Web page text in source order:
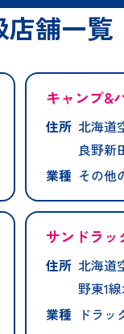
店舗一覧
キャンプ&
住所 北海道
良野新
業種 その他
サンドラッ
住所 北海道
野東1線
業種
ドラ